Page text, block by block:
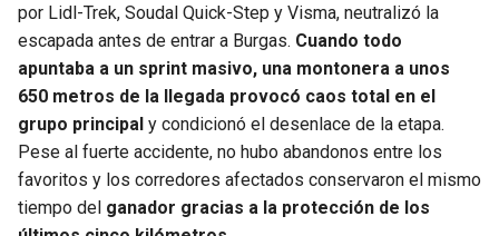
por Lidl-Trek, Soudal Quick-Step y Visma, neutralizó la
escapada antes de entrar a Burgas. Cuando todo
apuntaba a un sprint masivo, una montonera a unos
650 metros de la llegada provocó caos total en el
grupo principal y condicionó el desenlace de la etapa.
Pese al fuerte accidente, no hubo abandonos entre los
favoritos y los corredores afectados conservaron el mismo
tiempo del ganador gracias a la protección de los